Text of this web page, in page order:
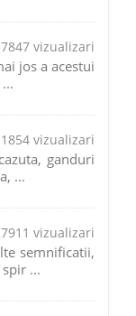
vizualizari
jos a acestui
vizualizari
ganduri
...
vizualizari
semnificatii,
...